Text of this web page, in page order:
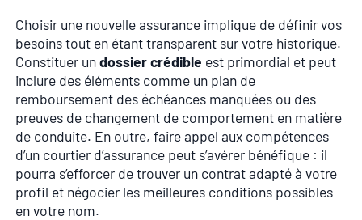
Choisir une nouvelle assurance implique de définir vos
besoins tout en étant transparent sur votre historique.
Constituer undossier crédible est primordial et peut
inclure des éléments comme un plan de
remboursement des échéances manquées ou des
preuves de changement de comportement en matière
de conduite. En outre, faire appel aux compétences
d’un courtier d’assurance peut s’avérer bénéfique : il
pourra s’efforcer de trouver un contrat adapté à votre
profil et négocier les meilleures conditions possibles
en votre nom.